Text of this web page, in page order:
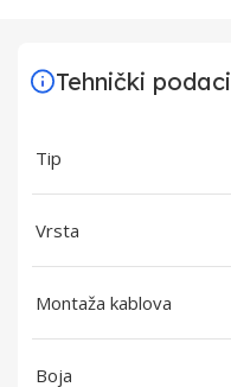
Tehnički podaci
Tip
Vrsta
Montaža kablova
Boja